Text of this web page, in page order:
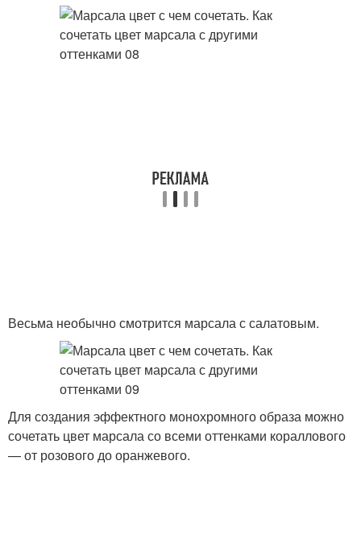
Весьма необычно смотрится марсала с салатовым.
Для создания эффектного монохромного образа можно
сочетать цвет марсала со всеми оттенками кораллового
— от розового до оранжевого.